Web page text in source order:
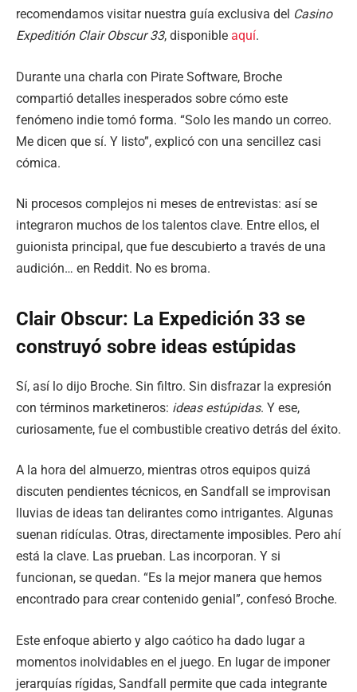
recomendamos visitar nuestra guía exclusiva del Casino
Expeditión Clair Obscur 33, disponible aquí.
Durante una charla con Pirate Software, Broche
compartió detalles inesperados sobre cómo este
fenómeno indie tomó forma. “Solo les mando un correo.
Me dicen que sí. Y listo”, explicó con una sencillez casi
cómica.
Ni procesos complejos ni meses de entrevistas: así se
integraron muchos de los talentos clave. Entre ellos, el
guionista principal, que fue descubierto a través de una
audición… en Reddit. No es broma.
Clair Obscur: La Expedición 33 se
construyó sobre ideas estúpidas
Sí, así lo dijo Broche. Sin filtro. Sin disfrazar la expresión
con términos marketineros: ideas estúpidas. Y ese,
curiosamente, fue el combustible creativo detrás del éxito.
A la hora del almuerzo, mientras otros equipos quizá
discuten pendientes técnicos, en Sandfall se improvisan
lluvias de ideas tan delirantes como intrigantes. Algunas
suenan ridículas. Otras, directamente imposibles. Pero ahí
está la clave. Las prueban. Las incorporan. Y si
funcionan, se quedan. “Es la mejor manera que hemos
encontrado para crear contenido genial”, confesó Broche.
Este enfoque abierto y algo caótico ha dado lugar a
momentos inolvidables en el juego. En lugar de imponer
jerarquías rígidas, Sandfall permite que cada integrante